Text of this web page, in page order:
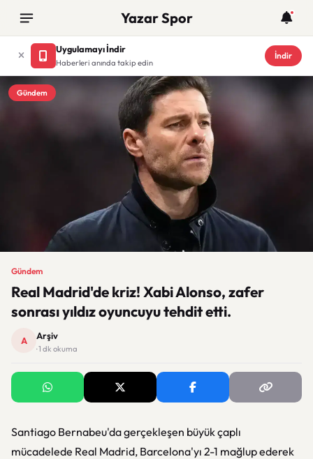
Yazar Spor
Uygulamayı İndir
Haberleri anında takip edin
İndir
Gündem
Gündem
Real Madrid'de kriz! Xabi Alonso, zafer
sonrası yıldız oyuncuyu tehdit etti.
A Arşiv
· 1 dk okuma
Santiago Bernabeu'da gerçekleşen büyük çaplı
mücadelede Real Madrid, Barcelona'yı 2-1 mağlup ederek